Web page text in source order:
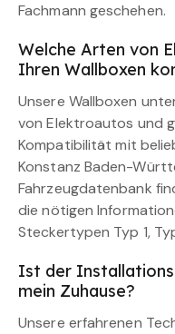
Fachmann geschehen.
Welche Arten von
Ihren Wallboxen
Unsere Wallboxen
von Elektroautos und
Kompatibilität mit
Konstanz Baden-
Fahrzeugdatenbank
die nötigen
Steckertypen Typ 1,
Ist der
mein Zuhause?
Unsere erfahrenen